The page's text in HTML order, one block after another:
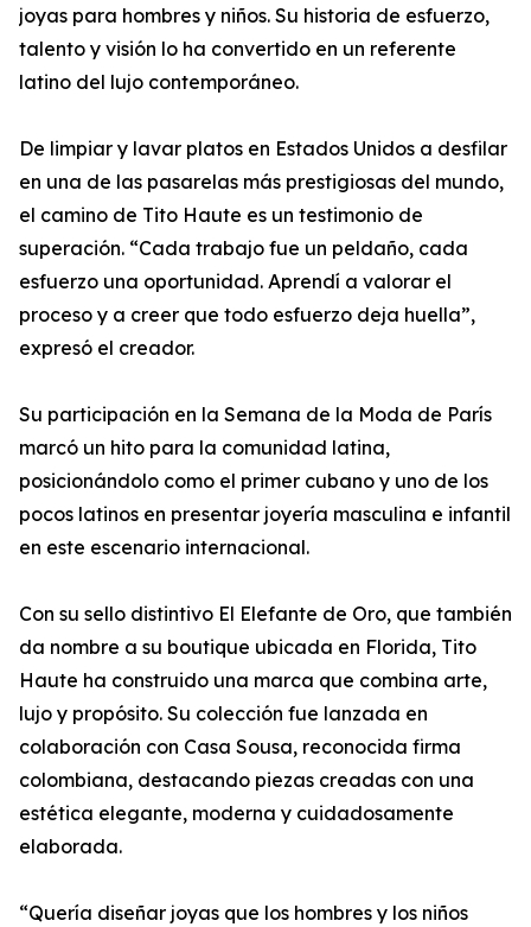
joyas para hombres y niños. Su historia de esfuerzo,
talento y visión lo ha convertido en un referente
latino del lujo contemporáneo.
De limpiar y lavar platos en Estados Unidos a desfilar
en una de las pasarelas más prestigiosas del mundo,
el camino de Tito Haute es un testimonio de
superación. “Cada trabajo fue un peldaño, cada
esfuerzo una oportunidad. Aprendí a valorar el
proceso y a creer que todo esfuerzo deja huella”,
expresó el creador.
Su participación en la Semana de la Moda de París
marcó un hito para la comunidad latina,
posicionándolo como el primer cubano y uno de los
pocos latinos en presentar joyería masculina e infantil
en este escenario internacional.
Con su sello distintivo El Elefante de Oro, que también
da nombre a su boutique ubicada en Florida, Tito
Haute ha construido una marca que combina arte,
lujo y propósito. Su colección fue lanzada en
colaboración con Casa Sousa, reconocida firma
colombiana, destacando piezas creadas con una
estética elegante, moderna y cuidadosamente
elaborada.
“Quería diseñar joyas que los hombres y los niños